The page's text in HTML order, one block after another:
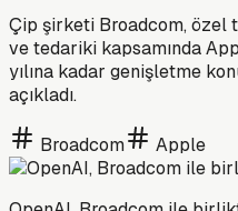
Çip şirketi Broadcom, özel
ve tedariki kapsamında
yılına kadar genişletme
açıkladı.
Broadcom Apple